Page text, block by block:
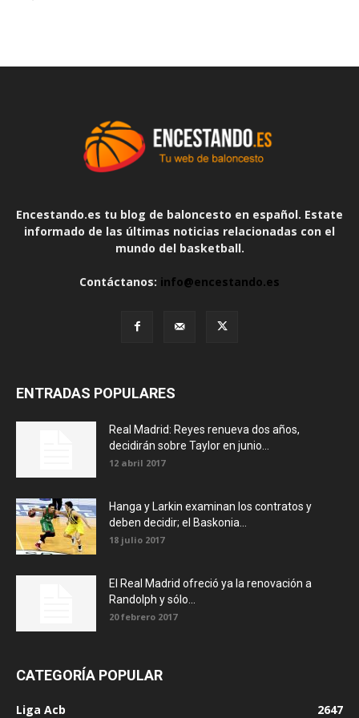
Encestando.es tu blog de baloncesto en español. Estate
informado de las últimas noticias relacionadas con el
mundo del basketball.
Contáctanos: info@encestando.es
ENTRADAS POPULARES
Real Madrid: Reyes renueva dos años,
decidirán sobre Taylor en junio...
12 abril 2017
Hanga y Larkin examinan los contratos y
deben decidir; el Baskonia...
18 julio 2017
El Real Madrid ofreció ya la renovación a
Randolph y sólo...
20 febrero 2017
CATEGORÍA POPULAR
Liga Acb 2647